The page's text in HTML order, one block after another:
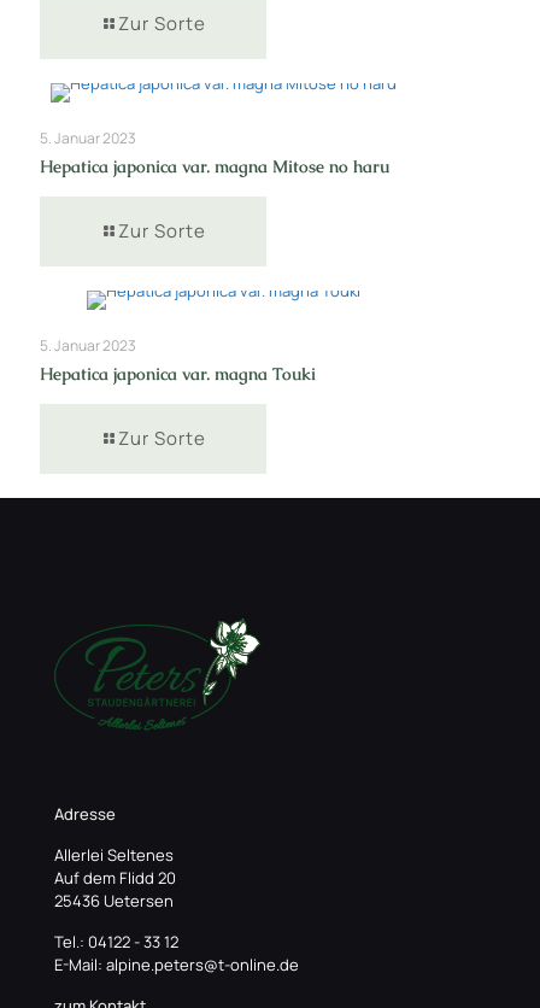
Zur Sorte
5. Januar 2023
Hepatica japonica var. magna Mitose no haru
Zur Sorte
5. Januar 2023
Hepatica japonica var. magna Touki
Zur Sorte
Adresse
Allerlei Seltenes
Auf dem Flidd 20
25436 Uetersen
Tel.: 04122 - 33 12
E-Mail: alpine.peters@t-online.de